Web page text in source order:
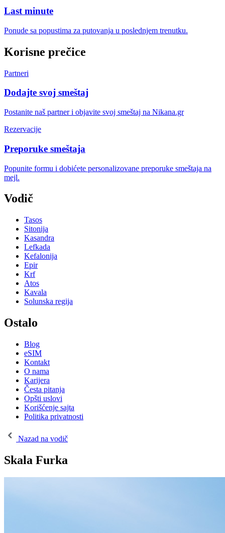
Last minute
Ponude sa popustima za putovanja u poslednjem trenutku.
Korisne prečice
Partneri
Dodajte svoj smeštaj
Postanite naš partner i objavite svoj smeštaj na Nikana.gr
Rezervacije
Preporuke smeštaja
Popunite formu i dobićete personalizovane preporuke smeštaja na
mejl.
Vodič
Tasos
Sitonija
Kasandra
Lefkada
Kefalonija
Epir
Krf
Atos
Kavala
Solunska regija
Ostalo
Blog
eSIM
Kontakt
O nama
Karijera
Česta pitanja
Opšti uslovi
Korišćenje sajta
Politika privatnosti
Nazad na vodič
Skala Furka